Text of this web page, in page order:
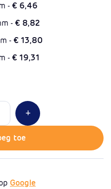
-€ 6,46
-€ 8,82
-€ 13,80
-€ 19,31
+Plus 1
toe
Google